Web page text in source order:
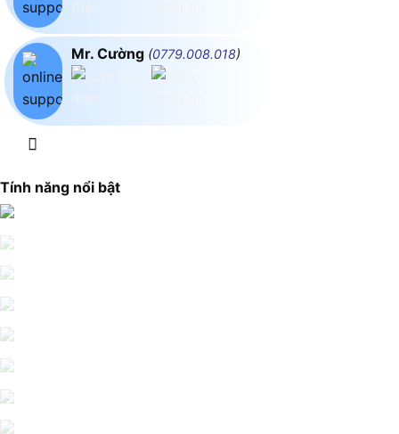
Mr. Cường (0779.008.018)
Tính năng nổi bật